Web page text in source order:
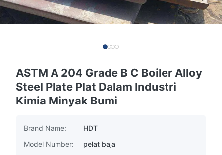
ASTM A 204 Grade B C Boiler Alloy
Steel Plate Plat Dalam Industri
Kimia Minyak Bumi
Brand Name:
HDT
Model Number:
pelat baja